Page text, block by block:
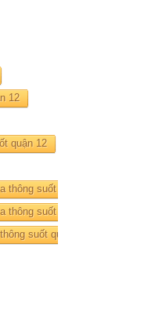
12
quận 12
suốt quận 12
suốt quận 12
suốt quận 12